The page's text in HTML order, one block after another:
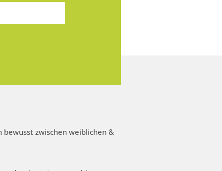
zwischen weiblichen &